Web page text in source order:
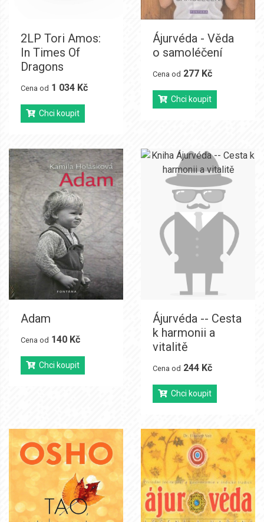
2LP Tori Amos:
In Times Of
Dragons
Cena od 1 034 Kč
Chci koupit
Ájurvéda - Věda
o samoléčení
Cena od 277 Kč
Chci koupit
Adam
Cena od 140 Kč
Chci koupit
Ájurvéda -- Cesta
k harmonii a
vitalitě
Cena od 244 Kč
Chci koupit